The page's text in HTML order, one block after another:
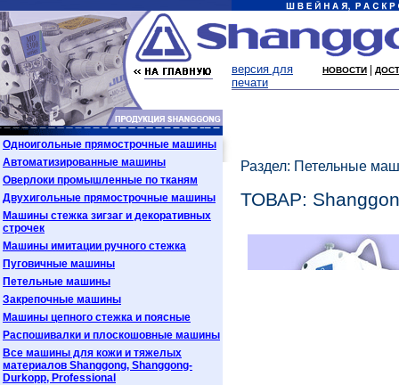
версия для
печати
НОВОСТИ
Одноигольные прямострочные машины
Автоматизированные машины
Оверлоки промышленные по тканям
Двухигольные прямострочные машины
Машины стежка зигзаг и декоративных
строчек
Машины имитации ручного стежка
Пуговичные машины
Петельные машины
Закрепочные машины
Машины цепного стежка и поясные
Распошивалки и плоскошовные машины
Все машины для кожи и тяжелых
материалов Shanggong, Shanggong-
Durkopp, Professional
Раздел: Петельные
ТОВАР: